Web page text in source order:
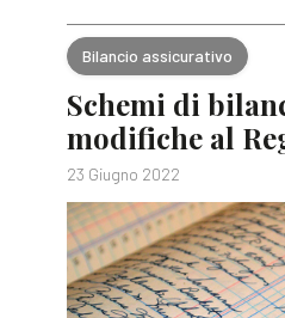
Bilancio assicurativo
Schemi di
modifiche al
23 Giugno 2022